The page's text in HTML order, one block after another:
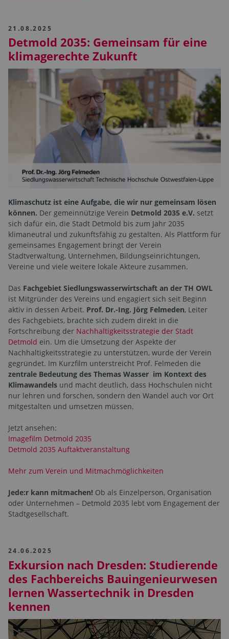
21.08.2025
Detmold 2035: Gemeinsam für eine
klimagerechte Zukunft
Klimaschutz ist eine Aufgabe, die wir nur gemeinsam lösen
können. Der gemeinnützige Verein Detmold 2035 e.V. setzt
sich dafür ein, die Stadt Detmold bis zum Jahr 2035
klimaneutral und zukunftsfähig zu gestalten. Als Plattform für
gemeinsames Engagement bringt der Verein
Stadtverwaltung, Unternehmen, Bildungseinrichtungen,
Vereine und viele weitere lokale Akteure zusammen.
Das Fachgebiet Siedlungswasserwirtschaft an der TH OWL
ist Mitgründer des Vereins und engagiert sich seit Beginn
aktiv in dessen Arbeit. Prof. Dr.-Ing. Jörg Felmeden, Leiter
des Fachgebiets, brachte sich zudem direkt in die
Fortschreibung der Nachhaltigkeitsstrategie der Stadt
Detmold ein. Um die Umsetzung der Aspekte der
Nachhaltigkeitsstrategie zu unterstützen, wurde der Verein
gegründet. Im Kurzfilm unterstreicht Prof. Felmeden die
zentrale Bedeutung des Themas Wasser im Kontext des
Klimawandels und macht deutlich, dass Hochschulen nicht
nur lehren und forschen, sondern den Wandel auch vor Ort
mitgestalten und umsetzen müssen.
Jetzt ansehen:
Imagefilm Detmold 2035
Detmold 2035 Auftaktveranstaltung
Mehr zum Verein und Mitmachmöglichkeiten
Jede:r kann mitmachen! Ob als Einzelperson, Organisation
oder Unternehmen – Detmold 2035 lebt vom Engagement der
Stadtgesellschaft.
24.06.2025
Exkursion nach Dresden: Studierende
des Fachbereichs Bauingenieurwesen
lernen Wassertechnik in Dresden
kennen